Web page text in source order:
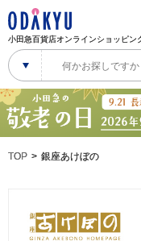
小田急百貨店オンラインショッピン
TOP 銀座あけぼの